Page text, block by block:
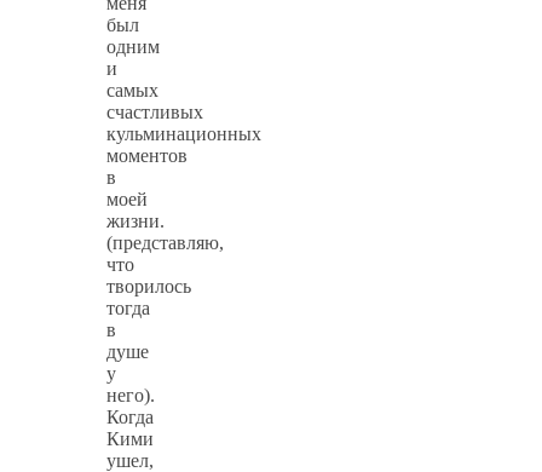
был
одним
и
самых
счастливых
кульминационных
моментов
в
моей
жизни.
(представляю,
что
творилось
тогда
в
душе
у
него).
Когда
Кими
ушел,